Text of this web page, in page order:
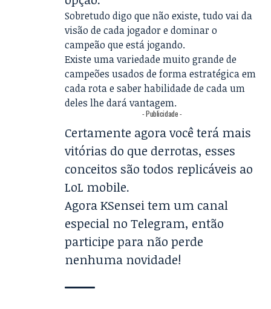
Sobretudo digo que não existe, tudo vai da
visão de cada jogador e dominar o
campeão que está jogando.
Existe uma variedade muito grande de
campeões usados de forma estratégica em
cada rota e saber habilidade de cada um
deles lhe dará vantagem.
- Publicidade -
Certamente agora você terá mais
vitórias do que derrotas, esses
conceitos são todos replicáveis ao
LoL mobile.
Agora KSensei tem um canal
especial no Telegram, então
participe para não perde
nenhuma novidade!